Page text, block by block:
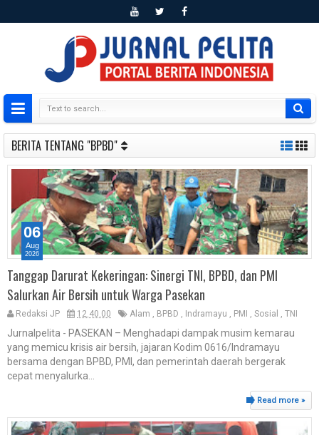
BERITA TENTANG "BPBD"
Tanggap Darurat Kekeringan: Sinergi TNI, BPBD, dan PMI
Salurkan Air Bersih untuk Warga Pasekan
Redaksi JP 12.40.00 Alam , BPBD , Indramayu , PMI , Sosial , TNI
Jurnalpelita - PASEKAN – Menghadapi dampak musim kemarau
yang memicu krisis air bersih, jajaran Kodim 0616/Indramayu
bersama dengan BPBD, PMI, dan pemerintah daerah bergerak
cepat menyalurka...
Read more »
06
Aug
2026